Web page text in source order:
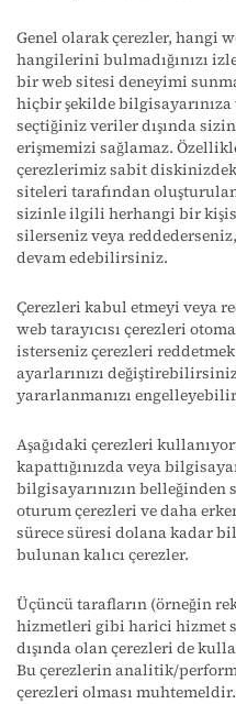
Genel olarak çerezler, hangi
hangilerini bulmadığınızı
bir web sitesi deneyimi
hiçbir şekilde
seçtiğiniz veriler dışında
erişmemizi sağlamaz.
çerezlerimiz sabit
siteleri tarafından
sizinle ilgili herhangi bir
silerseniz veya
devam edebilirsiniz.
Çerezleri kabul etmeyi veya
web tarayıcısı çerezleri
isterseniz çerezleri
ayarlarınızı
yararlanmanızı
Aşağıdaki çerezleri
kapattığınızda veya
bilgisayarınızın
oturum çerezleri ve daha
sürece süresi dolana kadar
bulunan kalıcı çerezler.
Üçüncü tarafların (örneğin
hizmetleri gibi harici hizmet
dışında olan çerezleri de
Bu çerezlerin analitik/
çerezleri olması muhtemeldir.